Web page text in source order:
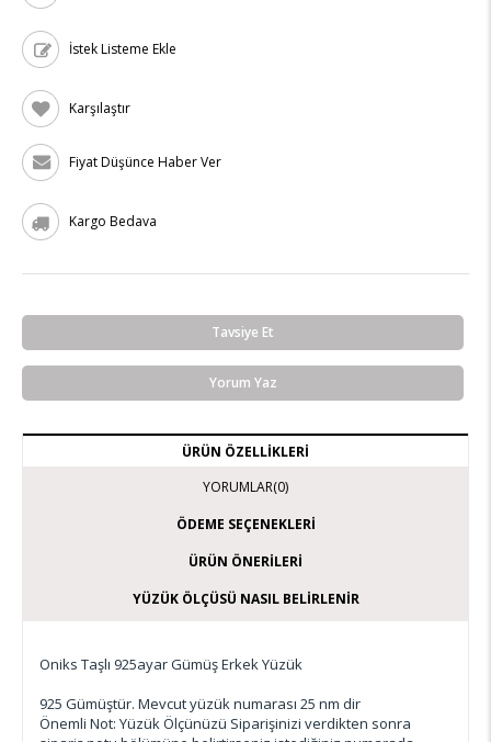
İstek Listeme Ekle
Karşılaştır
Fiyat Düşünce Haber Ver
Kargo Bedava
Tavsiye Et
Yorum Yaz
ÜRÜN ÖZELLIKLERI
YORUMLAR(0)
ÖDEME SEÇENEKLERI
ÜRÜN ÖNERILERI
YÜZÜK ÖLÇÜSÜ NASIL BELIRLENIR
Oniks Taşlı 925ayar Gümüş Erkek Yüzük
925 Gümüştür. Mevcut yüzük numarası 25 nm dir
Önemli Not: Yüzük Ölçünüzü Siparişinizi verdikten sonra